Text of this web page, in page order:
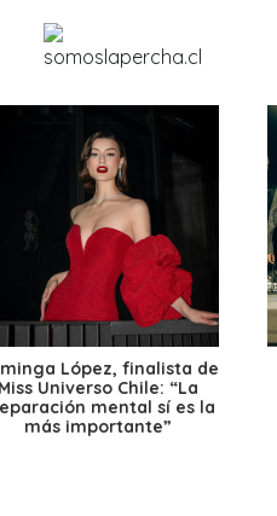
López, finalista de
Miss Universo Chile: “La
mental sí es la
más importante”